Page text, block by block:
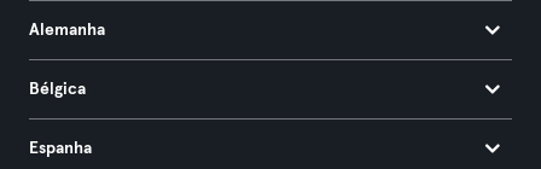
Alemanha
Bélgica
Espanha